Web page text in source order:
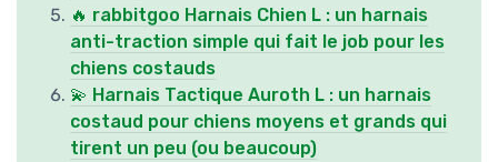
🔥 rabbitgoo Harnais Chien L : un harnais
anti-traction simple qui fait le job pour les
chiens costauds
💫 Harnais Tactique Auroth L : un harnais
costaud pour chiens moyens et grands qui
tirent un peu (ou beaucoup)